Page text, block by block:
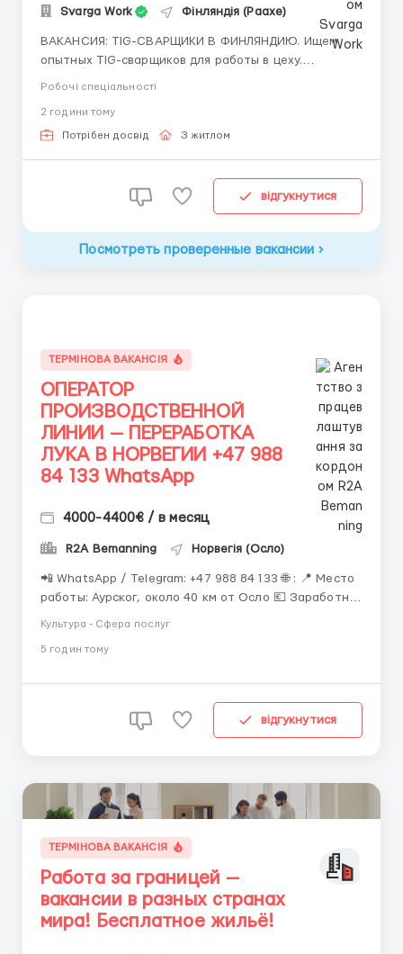
Svarga Work Фінляндія (Раахе)
​​ВАКАНСИЯ: TIG-СВАРЩИКИ В ФИНЛЯНДИЮ. Ищем
опытных TIG-сварщиков для работы в цеху.
ФИНЛЯНДИЯ | Raahe Оплата: 19 €/час (брутто).
гарантированно. — Возможны дополнительные
переработки. Дата начала: — Как можно скорее....
Робочі спеціальності
2 години тому
Потрібен досвід З житлом
відгукнутися
Посмотреть проверенные вакансии
ТЕРМІНОВА ВАКАНСІЯ
ОПЕРАТОР
ПРОИЗВОДСТВЕННОЙ
ЛИНИИ — ПЕРЕРАБОТКА
ЛУКА В НОРВЕГИИ +47 988
84 133 WhatsApp
4000-4400€ / в месяц
R2A Bemanning Норвегія (Осло)
📲 WhatsApp / Telegram: +47 988 84 133 🌐 : 📍 Место
работы: Аурског, около 40 км от Осло 💶 Заработная
оформления документов О проекте Официальная
Культура - Сфера послуг
5 годин тому
відгукнутися
ТЕРМІНОВА ВАКАНСІЯ
Работа за границей —
вакансии в разных странах
мира! Бесплатное жильё!